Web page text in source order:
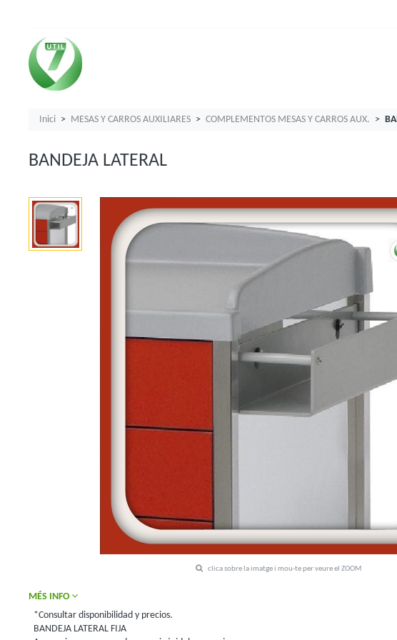
Inici MESAS Y CARROS AUXILIARES COMPLEMENTOS MESAS Y CARROS AUX.
BANDEJA LATERAL
clica sobre la imatge i mou-te per veure el ZOOM
MÉS INFO
*Consultar disponibilidad y precios.
BANDEJA LATERAL FIJA